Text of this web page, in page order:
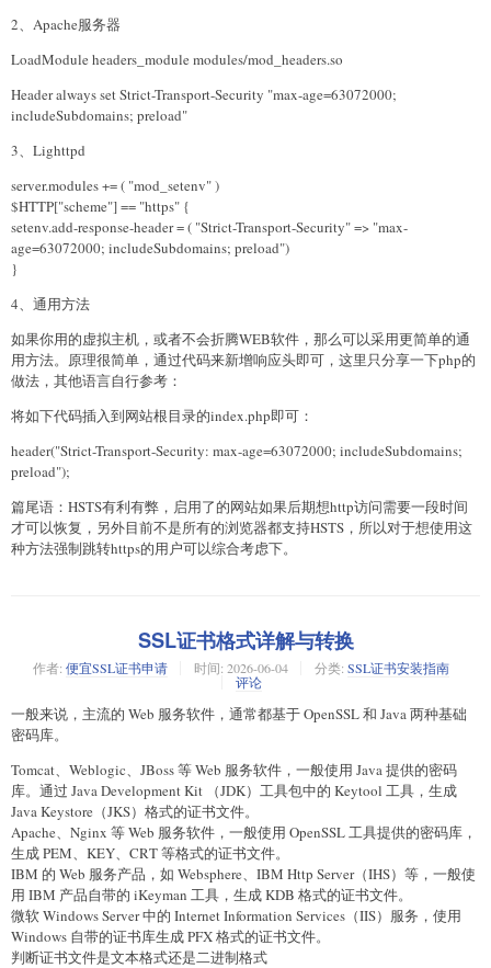
2、Apache服务器
LoadModule headers_module modules/mod_headers.so
Header always set Strict-Transport-Security "max-age=63072000;
includeSubdomains; preload"
3、Lighttpd
server.modules += ( "mod_setenv" )
$HTTP["scheme"] == "https" {
setenv.add-response-header = ( "Strict-Transport-Security" => "max-
age=63072000; includeSubdomains; preload")
}
4、通用方法
如果你用的虚拟主机，或者不会折腾WEB软件，那么可以采用更简单的通
用方法。原理很简单，通过代码来新增响应头即可，这里只分享一下php的
做法，其他语言自行参考：
将如下代码插入到网站根目录的index.php即可：
header("Strict-Transport-Security: max-age=63072000; includeSubdomains;
preload");
篇尾语：HSTS有利有弊，启用了的网站如果后期想http访问需要一段时间
才可以恢复，另外目前不是所有的浏览器都支持HSTS，所以对于想使用这
种方法强制跳转https的用户可以综合考虑下。
SSL证书格式详解与转换
作者: 便宜SSL证书申请 时间: 2026-06-04 分类: SSL证书安装指南
评论
一般来说，主流的 Web 服务软件，通常都基于 OpenSSL 和 Java 两种基础
密码库。
Tomcat、Weblogic、JBoss 等 Web 服务软件，一般使用 Java 提供的密码
库。通过 Java Development Kit （JDK）工具包中的 Keytool 工具，生成
Java Keystore（JKS）格式的证书文件。
Apache、Nginx 等 Web 服务软件，一般使用 OpenSSL 工具提供的密码库，
生成 PEM、KEY、CRT 等格式的证书文件。
IBM 的 Web 服务产品，如 Websphere、IBM Http Server（IHS）等，一般使
用 IBM 产品自带的 iKeyman 工具，生成 KDB 格式的证书文件。
微软 Windows Server 中的 Internet Information Services（IIS）服务，使用
Windows 自带的证书库生成 PFX 格式的证书文件。
判断证书文件是文本格式还是二进制格式